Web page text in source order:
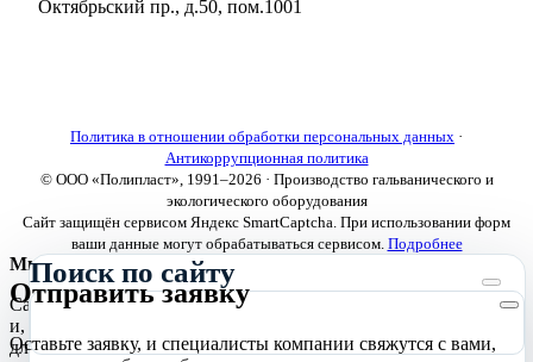
Октябрьский пр., д.50, пом.1001
Политика в отношении обработки персональных данных ·
Антикоррупционная политика
© ООО «Полипласт», 1991–2026 · Производство гальванического и
экологического оборудования
Сайт защищён сервисом Яндекс SmartCaptcha. При использовании форм
ваши данные могут обрабатываться сервисом. Подробнее
Поиск по сайту
Отправить заявку
Оставьте заявку, и специалисты компании свяжутся с вами,
Мы используем cookies
Сайт использует необходимые cookies для корректной работы
и, с вашего согласия, аналитические cookies Яндекс.Метрики
для улучшения сайта.Подробнее